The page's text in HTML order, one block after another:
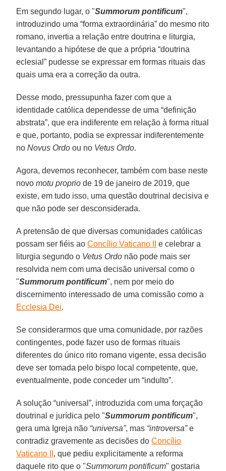
Em segundo lugar, o "Summorum pontificum",
introduzindo uma “forma extraordinária” do mesmo rito
romano, invertia a relação entre doutrina e liturgia,
levantando a hipótese de que a própria “doutrina
eclesial” pudesse se expressar em formas rituais das
quais uma era a correção da outra.
Desse modo, pressupunha fazer com que a
identidade católica dependesse de uma “definição
abstrata”, que era indiferente em relação à forma ritual
e que, portanto, podia se expressar indiferentemente
noNovus Ordo ou no Vetus Ordo.
Agora, devemos reconhecer, também com base neste
novomotu proprio de 19 de janeiro de 2019, que
existe, em tudo isso, uma questão doutrinal decisiva e
que não pode ser desconsiderada.
A pretensão de que diversas comunidades católicas
possam ser fiéis aoConcílio Vaticano II
e celebrar a
liturgia segundo o Vetus Ordo não pode mais ser
resolvida nem com uma decisão universal como o
"Summorum pontificum", nem por meio do
discernimento interessado de uma comissão como a
Ecclesia Dei.
Se considerarmos que uma comunidade, por razões
contingentes, pode fazer uso de formas rituais
diferentes do único rito romano vigente, essa decisão
deve ser tomada pelo bispo local competente, que,
eventualmente, pode conceder um “indulto”.
A solução “universal”, introduzida com uma forçação
doutrinal e jurídica pelo "Summorum pontificum",
gera uma Igreja não “universa”, mas “introversa”e
contradiz gravemente as decisões doConcílio
Vaticano II , que pediu explicitamente a reforma
daquele rito que o "Summorum pontificum" gostaria